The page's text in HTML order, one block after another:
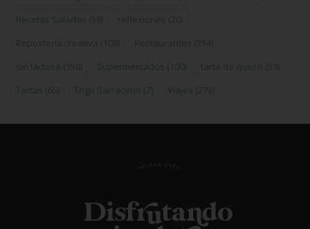
Recetas Saladas (59) reflexiones (20)
Repostería creativa (108) Restaurantes (254)
sin lactosa (150) Supermercados (100) tarta de queso (59)
Tartas (65) Trigo Sarraceno (7) Viajes (273)